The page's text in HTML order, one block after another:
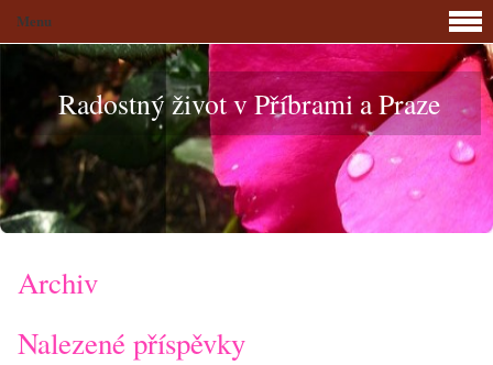
Radostný život v Příbrami a Praze
Archiv
Nalezené příspěvky
Menu